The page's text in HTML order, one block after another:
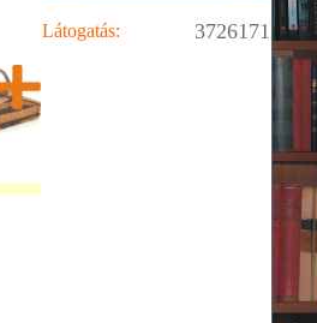
Látogatás: 3726171